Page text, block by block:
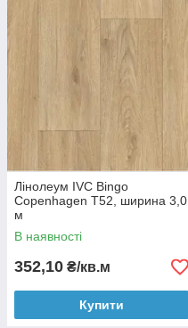
Лінолеум IVC Bingo
Copenhagen T52, ширина 3,0
м
В наявності
352,10 ₴/кв.м
Купити